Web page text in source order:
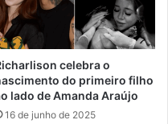
celebra o
do primeiro filho
lado de Amanda Araújo
16 de junho de 2025